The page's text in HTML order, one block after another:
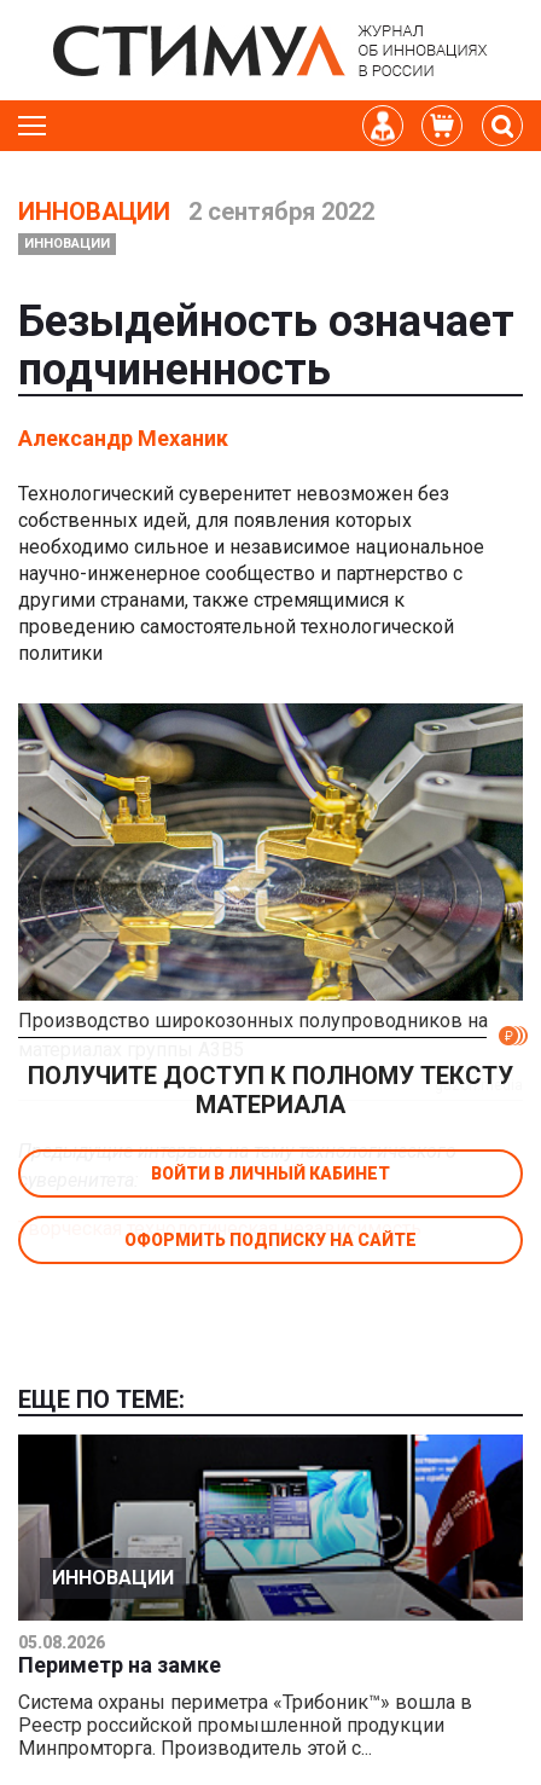
ИННОВАЦИИ 2 сентября 2022
ИННОВАЦИИ
Безыдейность означает
подчиненность
Александр Механик
Технологический суверенитет невозможен без
собственных идей, для появления которых
необходимо сильное и независимое национальное
научно-инженерное сообщество и партнерство с
другими странами, также стремящимися к
проведению самостоятельной технологической
политики
Производство широкозонных полупроводников на
gazon.media
Предыдущие интервью на тему технологического
суверенитета:
Творческая технологическая независимость
ПОЛУЧИТЕ ДОСТУП К ПОЛНОМУ ТЕКСТУ
МАТЕРИАЛА
ВОЙТИ В ЛИЧНЫЙ КАБИНЕТ
ОФОРМИТЬ ПОДПИСКУ НА САЙТЕ
ЕЩЕ ПО ТЕМЕ:
ИННОВАЦИИ
05.08.2026
Периметр на замке
Система охраны периметра «Трибоник™» вошла в
Реестр российской промышленной продукции
Минпромторга. Производитель этой с...